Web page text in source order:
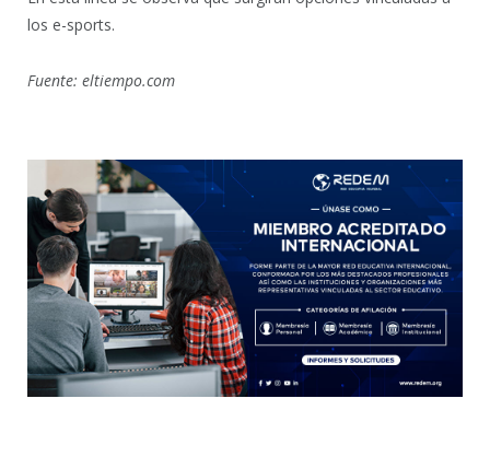
los e-sports.
Fuente: eltiempo.com